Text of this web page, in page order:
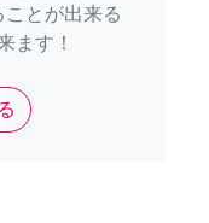
とが出来る
ます！